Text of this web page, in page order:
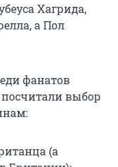
Хагрида,
а Пол
фанатов
выбор
(а